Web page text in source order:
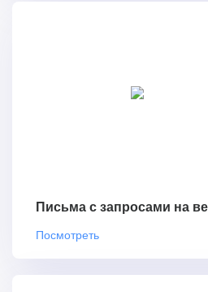
Письма с запросами на
Посмотреть